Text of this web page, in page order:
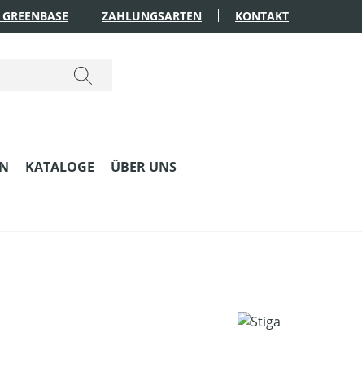
ZAHLUNGSARTEN KONTAKT
KATALOGE ÜBER UNS